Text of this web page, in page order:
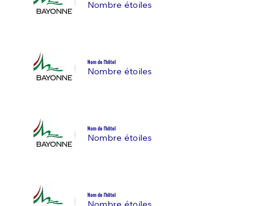
Nombre étoiles
Nom de l'hôtel
Nombre étoiles
Nom de l'hôtel
Nombre étoiles
Nom de l'hôtel